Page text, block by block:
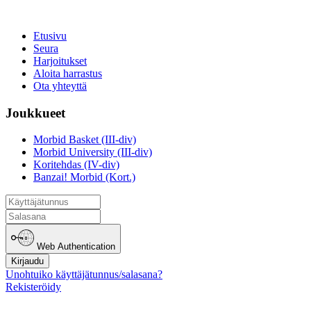
Etusivu
Seura
Harjoitukset
Aloita harrastus
Ota yhteyttä
Joukkueet
Morbid Basket (III-div)
Morbid University (III-div)
Koritehdas (IV-div)
Banzai! Morbid (Kort.)
Web Authentication
Kirjaudu
Unohtuiko käyttäjätunnus/salasana?
Rekisteröidy